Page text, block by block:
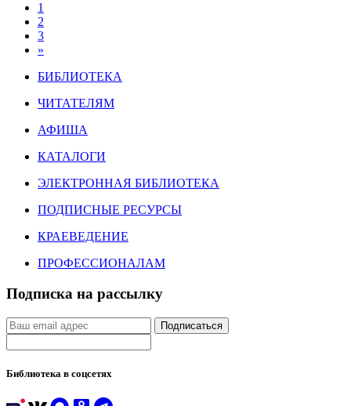
1
2
3
»
БИБЛИОТЕКА
ЧИТАТЕЛЯМ
АФИША
КАТАЛОГИ
ЭЛЕКТРОННАЯ БИБЛИОТЕКА
ПОДПИСНЫЕ РЕСУРСЫ
КРАЕВЕДЕНИЕ
ПРОФЕССИОНАЛАМ
Подписка на рассылку
Подписаться
Библиотека в соцсетях